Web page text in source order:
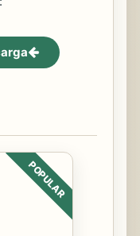
POPULAR